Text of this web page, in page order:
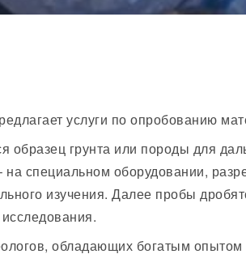
услуги по опробованию
образец грунта или породы для
специальном оборудовании,
изучения. Далее пробы
обладающих богатым